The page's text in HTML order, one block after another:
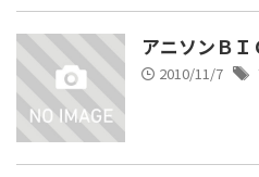
アニソンＢ
2010/11/7